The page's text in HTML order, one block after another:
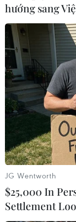
#Hà Tĩnh #Ôtô
#Tử vong
Theo dõi
hướng sang
JG Wentworth
$25,000 In
Settlement